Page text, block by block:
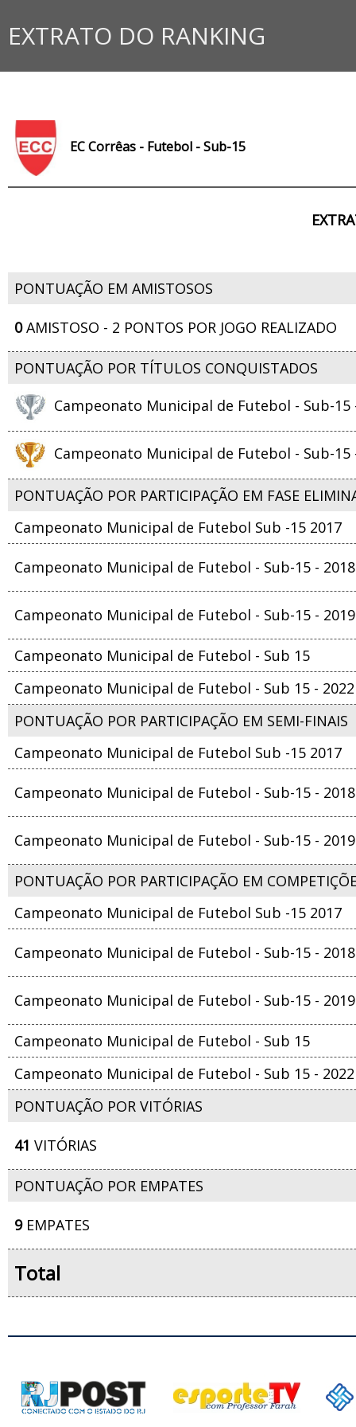
EXTRATO DO RANKING
EC Corrêas - Futebol - Sub-15
PONTUAÇÃO EM AMISTOSOS
0AMISTOSO - 2 PONTOS POR JOGO REALIZADO
PONTUAÇÃO POR TÍTULOS CONQUISTADOS
Campeonato Municipal de Futebol - Sub-15
Campeonato Municipal de Futebol - Sub-15
PONTUAÇÃO POR PARTICIPAÇÃO EM FASE
Campeonato Municipal de Futebol Sub -15 2017
Campeonato Municipal de Futebol - Sub-15 - 2018
Campeonato Municipal de Futebol - Sub-15 - 2019
Campeonato Municipal de Futebol - Sub 15
Campeonato Municipal de Futebol - Sub 15 - 2022
PONTUAÇÃO POR PARTICIPAÇÃO EM SEMI-FINAIS
Campeonato Municipal de Futebol Sub -15 2017
Campeonato Municipal de Futebol - Sub-15 - 2018
Campeonato Municipal de Futebol - Sub-15 - 2019
PONTUAÇÃO POR PARTICIPAÇÃO EM
Campeonato Municipal de Futebol Sub -15 2017
Campeonato Municipal de Futebol - Sub-15 - 2018
Campeonato Municipal de Futebol - Sub-15 - 2019
Campeonato Municipal de Futebol - Sub 15
Campeonato Municipal de Futebol - Sub 15 - 2022
PONTUAÇÃO POR VITÓRIAS
41 VITÓRIAS
PONTUAÇÃO POR EMPATES
9EMPATES
Total